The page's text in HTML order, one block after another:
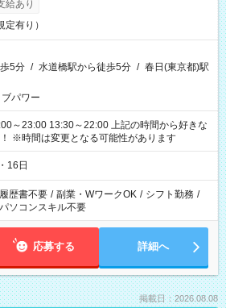
給あり
定有り）
5分 / 水道橋駅から徒歩5分 / 春日(東京都)駅
パワー
13:30～22:00 上記の時間から好きな
※時間は変更となる可能性があります
16日
履歴書不要 / 副業・WワークOK / シフト勤務 /
パソコンスキル不要
応募する 詳細へ
掲載日：2026.08.08